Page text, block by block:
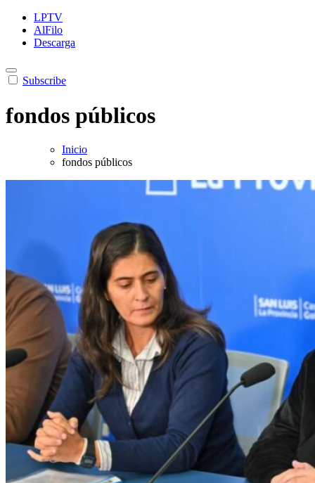
LPTV
AlFilo
Descarga
Subscribe
fondos públicos
Inicio
fondos públicos